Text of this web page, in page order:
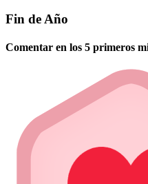
Fin de Año
Comentar en los 5 primeros